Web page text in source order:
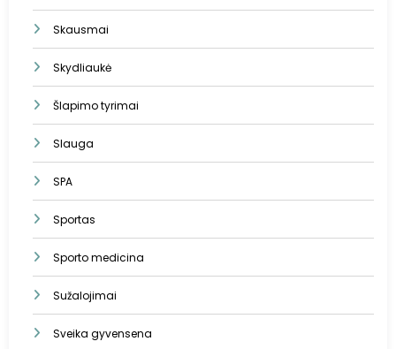
Skausmai
Skydliaukė
Šlapimo tyrimai
Slauga
SPA
Sportas
Sporto medicina
Sužalojimai
Sveika gyvensena